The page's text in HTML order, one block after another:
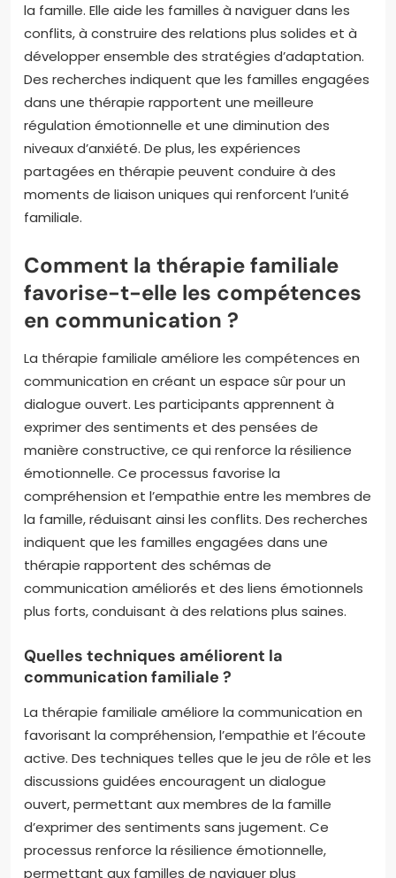
la famille. Elle aide les familles à naviguer dans les
conflits, à construire des relations plus solides et à
développer ensemble des stratégies d’adaptation.
Des recherches indiquent que les familles engagées
dans une thérapie rapportent une meilleure
régulation émotionnelle et une diminution des
niveaux d’anxiété. De plus, les expériences
partagées en thérapie peuvent conduire à des
moments de liaison uniques qui renforcent l’unité
familiale.
Comment la thérapie familiale
favorise-t-elle les compétences
en communication ?
La thérapie familiale améliore les compétences en
communication en créant un espace sûr pour un
dialogue ouvert. Les participants apprennent à
exprimer des sentiments et des pensées de
manière constructive, ce qui renforce la résilience
émotionnelle. Ce processus favorise la
compréhension et l’empathie entre les membres de
la famille, réduisant ainsi les conflits. Des recherches
indiquent que les familles engagées dans une
thérapie rapportent des schémas de
communication améliorés et des liens émotionnels
plus forts, conduisant à des relations plus saines.
Quelles techniques améliorent la
communication familiale ?
La thérapie familiale améliore la communication en
favorisant la compréhension, l’empathie et l’écoute
active. Des techniques telles que le jeu de rôle et les
discussions guidées encouragent un dialogue
ouvert, permettant aux membres de la famille
d’exprimer des sentiments sans jugement. Ce
processus renforce la résilience émotionnelle,
permettant aux familles de naviguer plus